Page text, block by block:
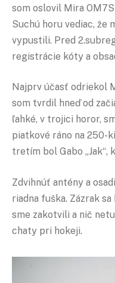
som oslovil Mira
Suchú horu vediac,
vypustili. Pred
registrácie kóty a
Najprv účasť odriekol
som tvrdil hneď od
ľahké, v trojici horor,
piatkové ráno na 250-
tretím bol Gabo
Zdvihnúť antény a
riadna fuška. Zázrak
sme zakotvili a nič
chaty pri hokeji.